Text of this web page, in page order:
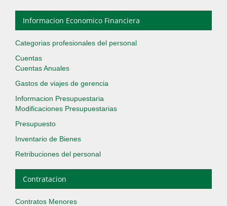
Informacion Economico Financiera
Categorias profesionales del personal
Cuentas
Cuentas Anuales
Gastos de viajes de gerencia
Informacion Presupuestaria
Modificaciones Presupuestarias
Presupuesto
Inventario de Bienes
Retribuciones del personal
Contratacion
Contratos Menores